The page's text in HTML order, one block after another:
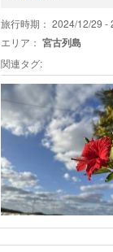
旅行時期： 2024/12/29 -
エリア： 宮古列島
関連タグ: